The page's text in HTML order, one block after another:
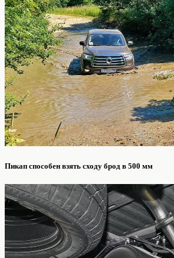
Пикап способен взять сходу брод в 500 мм